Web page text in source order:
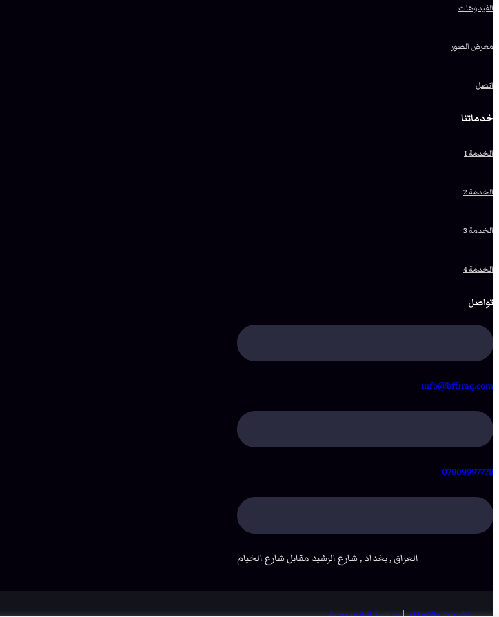
الفيدوهات
معرض الصور
اتصل
خدماتنا
الخدمة 1
الخدمة 2
الخدمة 3
الخدمة 4
تواصل
info@bffiraq.com
07809997778
العراق , بغداد , شارع الرشيد مقابل شارع الخيام